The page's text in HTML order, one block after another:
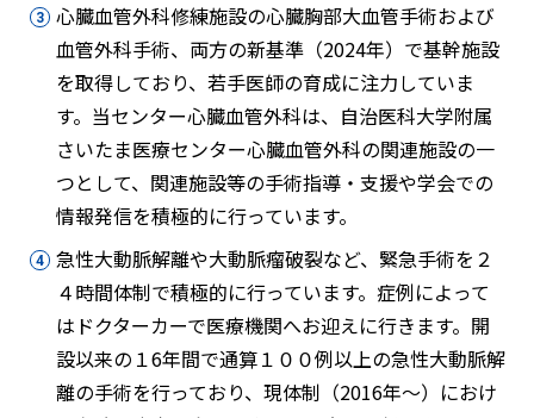
心臓血管外科修練施設の心臓胸部大血管手術および
血管外科手術、両方の新基準（2024年）で基幹施設
を取得しており、若手医師の育成に注力していま
す。当センター心臓血管外科は、自治医科大学附属
さいたま医療センター心臓血管外科の関連施設の一
つとして、関連施設等の手術指導・支援や学会での
情報発信を積極的に行っています。
急性大動脈解離や大動脈瘤破裂など、緊急手術を２
４時間体制で積極的に行っています。症例によって
はドクターカーで医療機関へお迎えに行きます。開
設以来の１6年間で通算１００例以上の急性大動脈解
離の手術を行っており、現体制（2016年～）におけ